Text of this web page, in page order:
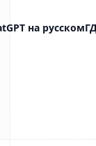
на русском